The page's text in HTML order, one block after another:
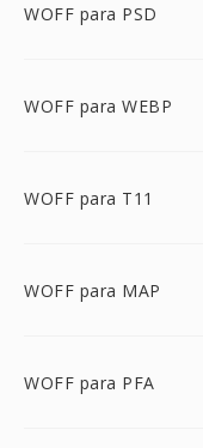
WOFF para PSD
WOFF para WEBP
WOFF para T11
WOFF para MAP
WOFF para PFA